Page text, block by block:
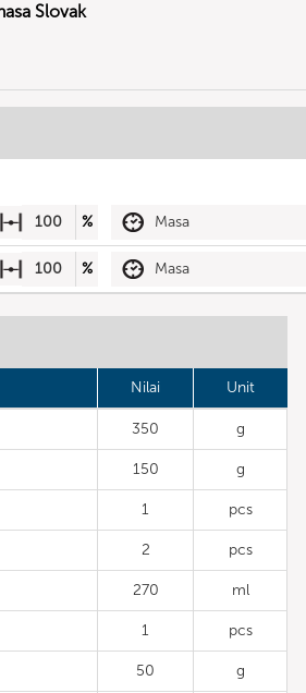
Slovak
100 % Masa
100 % Masa
Nilai Unit
350 g
150 g
1 pcs
2 pcs
270 ml
1 pcs
50 g